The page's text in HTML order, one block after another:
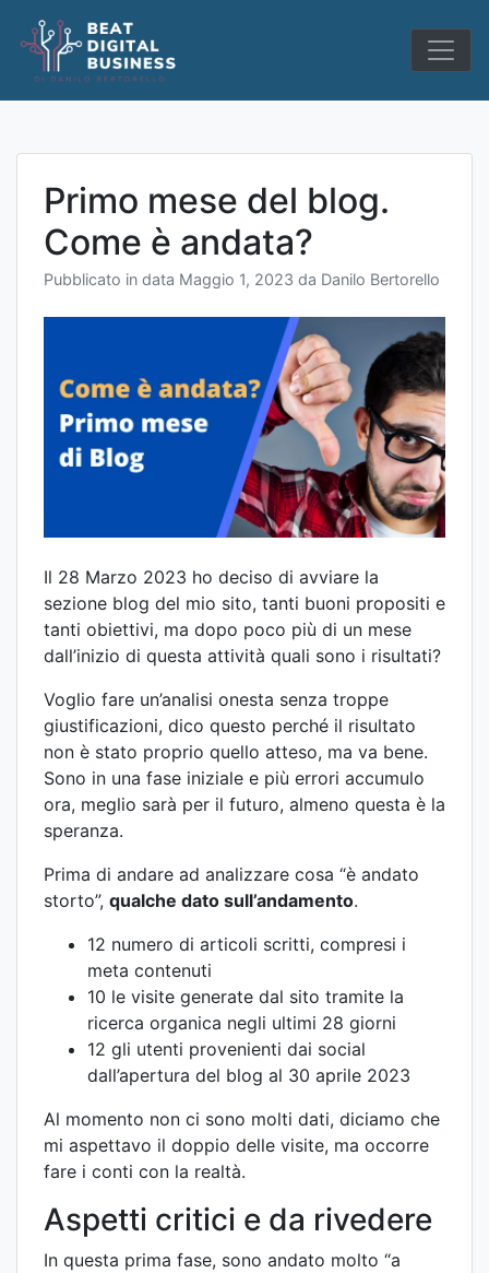
Primo mese del blog.
Come è andata?
Pubblicato in data Maggio 1, 2023 da Danilo Bertorello
Il 28 Marzo 2023 ho deciso di avviare la
sezione blog del mio sito, tanti buoni propositi e
tanti obiettivi, ma dopo poco più di un mese
dall’inizio di questa attività quali sono i risultati?
Voglio fare un’analisi onesta senza troppe
giustificazioni, dico questo perché il risultato
non è stato proprio quello atteso, ma va bene.
Sono in una fase iniziale e più errori accumulo
ora, meglio sarà per il futuro, almeno questa è la
speranza.
Prima di andare ad analizzare cosa “è andato
storto”, qualche dato sull’andamento.
12 numero di articoli scritti, compresi i
meta contenuti
10 le visite generate dal sito tramite la
ricerca organica negli ultimi 28 giorni
12 gli utenti provenienti dai social
dall’apertura del blog al 30 aprile 2023
Al momento non ci sono molti dati, diciamo che
mi aspettavo il doppio delle visite, ma occorre
fare i conti con la realtà.
Aspetti critici e da rivedere
In questa prima fase, sono andato molto “a